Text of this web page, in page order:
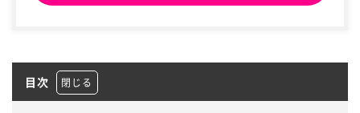
ahamo
118,910円
139,920円
乗換/新規/機種変更
目次